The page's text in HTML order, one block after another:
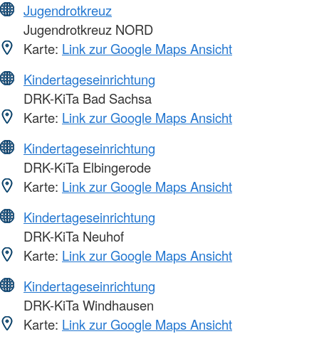
Jugendrotkreuz
Jugendrotkreuz NORD
Karte: Link zur Google Maps Ansicht
Kindertageseinrichtung
DRK-KiTa Bad Sachsa
Karte: Link zur Google Maps Ansicht
Kindertageseinrichtung
DRK-KiTa Elbingerode
Karte: Link zur Google Maps Ansicht
Kindertageseinrichtung
DRK-KiTa Neuhof
Karte: Link zur Google Maps Ansicht
Kindertageseinrichtung
DRK-KiTa Windhausen
Karte: Link zur Google Maps Ansicht